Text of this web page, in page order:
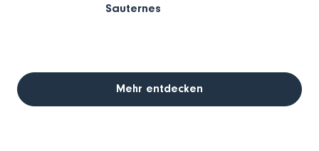
Sauternes
Mehr entdecken